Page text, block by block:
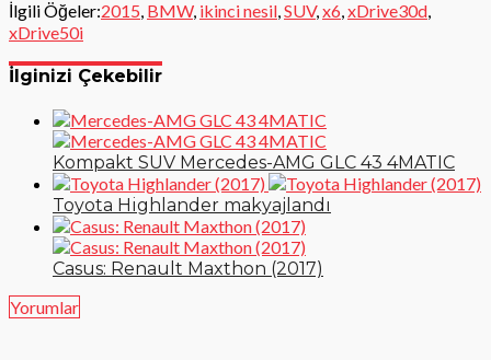
İlgili Öğeler:2015 BMW, ikinci nesil SUV, x6 xDrive30d
xDrive50i
İlginizi Çekebilir
Kompakt SUV Mercedes-AMG GLC 43 4MATIC
Toyota Highlander makyajlandı
Casus: Renault Maxthon (2017)
Yorumlar